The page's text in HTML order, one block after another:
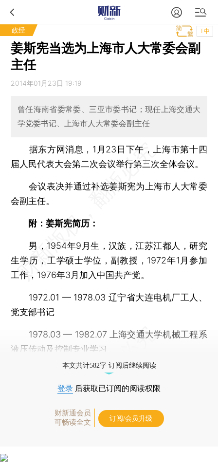
政经 T中
姜斯宪当选为上海市人大常委会副
主任
2014年01月23日 19:19
曾任海南省委常委、三亚市委书记；现任上海交通大
学党委书记、上海市人大常委会副主任
据东方网消息，1月23日下午，上海市第十四
届人民代表大会第二次会议举行第三次全体会议。
会议表决并通过补选姜斯宪为上海市人大常委
会副主任。
附：姜斯宪简历：
男，1954年9月生，汉族，江苏江都人，研究
生学历，工学硕士学位，副教授，1972年1月参加
工作，1976年3月加入中国共产党。
1972.01 — 1978.03 辽宁省大连电机厂工人、
党支部书记
1978.03 — 1982.07 上海交通大学机械工程系
液压传动及控制专业学习
本文共计582字 订阅后继续阅读
登录 后获取已订阅的阅读权限
财新通会员
可畅读全文
订阅/会员升级